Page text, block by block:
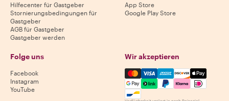
Hilfecenter für Gastgeber
Stornierungsbedingungen für
Gastgeber
AGB für Gastgeber
Gastgeber werden
App Store
Google Play Store
Folge uns
Facebook
Instagram
YouTube
Wir akzeptieren
Mastercard, Visa, Amex,